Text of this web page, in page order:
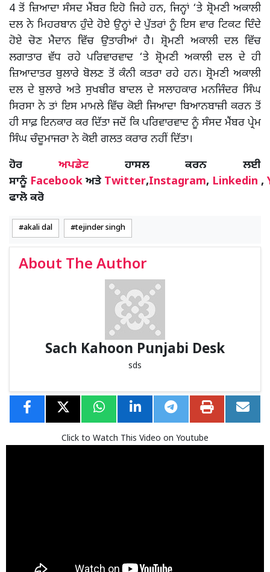
4 ਤੋਂ ਜ਼ਿਆਦਾ ਸੰਸਦ ਮੈਂਬਰ ਇਹੋ ਜਿਹੇ ਹਨ, ਜਿਨ੍ਹਾਂ ‘ਤੇ ਸ਼੍ਰੋਮਣੀ ਅਕਾਲੀ
ਦਲ ਨੇ ਮਿਹਰਬਾਨ ਹੁੰਦੇ ਹੋਏ ਉਨ੍ਹਾਂ ਦੇ ਪੁੱਤਰਾਂ ਨੂੰ ਇਸ ਵਾਰ ਟਿਕਟ ਦਿੰਦੇ
ਹੋਏ ਚੋਣ ਮੈਦਾਨ ਵਿੱਚ ਉਤਾਰੀਆਂ ਹੈ। ਸ਼੍ਰੋਮਣੀ ਅਕਾਲੀ ਦਲ ਵਿੱਚ
ਲਗਾਤਾਰ ਵੱਧ ਰਹੇ ਪਰਿਵਾਰਵਾਦ ‘ਤੇ ਸ਼੍ਰੋਮਣੀ ਅਕਾਲੀ ਦਲ ਦੇ ਹੀ
ਜ਼ਿਆਦਾਤਰ ਬੁਲਾਰੇ ਬੋਲਣ ਤੋਂ ਕੰਨੀ ਕਤਰਾ ਰਹੇ ਹਨ। ਸ਼੍ਰੋਮਣੀ ਅਕਾਲੀ
ਦਲ ਦੇ ਬੁਲਾਰੇ ਅਤੇ ਸੁਖਬੀਰ ਬਾਦਲ ਦੇ ਸਲਾਹਕਾਰ ਮਨਜਿੰਦਰ ਸਿੰਘ
ਸਿਰਸਾ ਨੇ ਤਾਂ ਇਸ ਮਾਮਲੇ ਵਿੱਚ ਕੋਈ ਜਿਆਦਾ ਬਿਆਨਬਾਜ਼ੀ ਕਰਨ ਤੋਂ
ਹੀ ਸਾਫ਼ ਇਨਕਾਰ ਕਰ ਦਿੱਤਾ ਜਦੋਂ ਕਿ ਪਰਿਵਾਰਵਾਦ ਨੂੰ ਸੰਸਦ ਮੈਂਬਰ ਪ੍ਰੇਮ
ਸਿੰਘ ਚੰਦੂਮਾਜਰਾ ਨੇ ਕੋਈ ਗਲਤ ਕਰਾਰ ਨਹੀਂ ਦਿੱਤਾ।
ਹੋਰ ਅਪਡੇਟਹਾਸਲ ਕਰਨ ਲਈ
ਸਾਨੂੰ Facebook ਅਤੇ Twitter,Instagram, Linkedin ,
ਫਾਲੋ ਕਰੋ
akali dal tejinder singh
About The Author
Sach Kahoon Punjabi Desk
sds
Click to Watch This Video on Youtube